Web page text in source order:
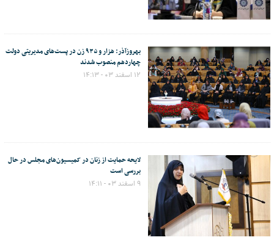
بهروزآذر: هزار و ۹۳۵ زن در پست‌های مدیریتی دولت
چهاردهم منصوب شدند
۱۲ اسفند ۰۳ - ۱۴:۱۳
لایحه حمایت از زنان در کمیسیون‌های مجلس در حال
بررسی است
۹ اسفند ۰۳ - ۱۴:۱۱